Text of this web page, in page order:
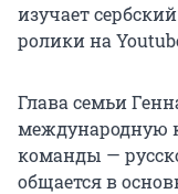
изучает
ролики на
Глава семьи
международную
команды —
общается в